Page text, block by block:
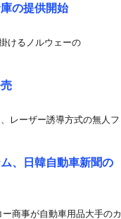
の提供開始
けるノルウェーの
レーザー誘導方式の無人フ
、日韓自動車新聞の
商事が自動車用品大手のカ